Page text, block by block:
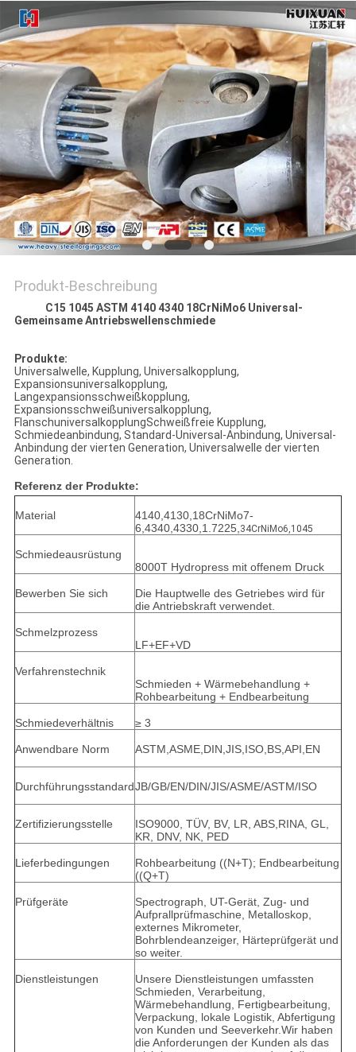
Produkt-Beschreibung
C15 1045 ASTM 4140 4340 18CrNiMo6 Universal-
Gemeinsame Antriebswellenschmiede
Produkte:
Universalwelle, Kupplung, Universalkopplung,
Expansionsuniversalkopplung,
Langexpansionsschweißkopplung,
Expansionsschweißuniversalkopplung,
FlanschuniversalkopplungSchweißfreie Kupplung,
Schmiedeanbindung, Standard-Universal-Anbindung, Universal-
Anbindung der vierten Generation, Universalwelle der vierten
Generation.
Referenz der Produkte:
Material
4140,4130,18CrNiMo7-
6,4340,4330,1.7225,34CrNiMo6,1045
Schmiedeausrüstung
8000T Hydropress mit offenem Druck
Bewerben Sie sich
Die Hauptwelle des Getriebes wird für
die Antriebskraft verwendet.
Schmelzprozess
LF+EF+VD
Verfahrenstechnik
Schmieden + Wärmebehandlung +
Rohbearbeitung + Endbearbeitung
Schmiedeverhältnis ≥ 3
Anwendbare Norm ASTM,ASME,DIN,JIS,ISO,BS,API,EN
DurchführungsstandardJB/GB/EN/DIN/JIS/ASME/ASTM/ISO
Zertifizierungsstelle
ISO9000, TÜV, BV, LR, ABS,RINA, GL,
KR, DNV, NK, PED
Lieferbedingungen
Rohbearbeitung ((N+T); Endbearbeitung
((Q+T)
Prüfgeräte
Spectrograph, UT-Gerät, Zug- und
Aufprallprüfmaschine, Metalloskop,
externes Mikrometer,
Bohrblendeanzeiger, Härteprüfgerät und
so weiter.
Dienstleistungen
Unsere Dienstleistungen umfassten
Schmieden, Verarbeitung,
Wärmebehandlung, Fertigbearbeitung,
Verpackung, lokale Logistik, Abfertigung
von Kunden und Seeverkehr.Wir haben
die Anforderungen der Kunden als das